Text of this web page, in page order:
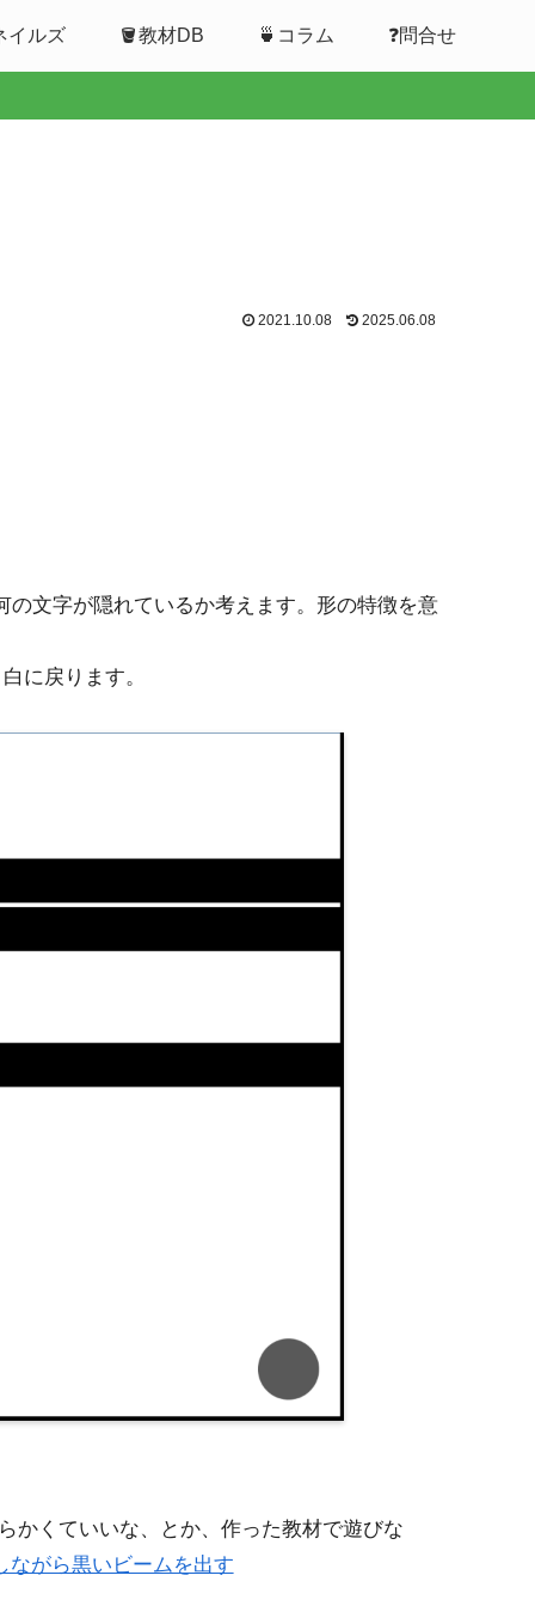
ルズ 🪣教材DB 🍵コラム ❓問合せ
2021.10.08 2025.06.08
文字が隠れているか考えます。形の特徴を意
に戻ります。
かくていいな、とか、作った教材で遊びな
ながら黒いビームを出す